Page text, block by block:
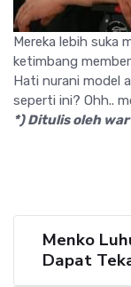
Mereka lebih suka
ketimbang
Hati nurani model
seperti ini? Ohh..
*) Ditulis oleh
Menko
Dapat